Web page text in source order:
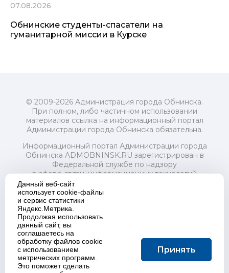
07.08.2026
Обнинские студенты-спасатели на
гуманитарной миссии в Курске
© 2009-2026 Администрация города Обнинска.
При полном, либо частичном использовании
материалов ссылка на информационный портал
Администрации города Обнинска обязательна.
Информационный портал Администрации города
Обнинска ADMOBNINSK.RU зарегистрирован в
Федеральной службе по надзору
в сфере связи, информационных технологий
и массовых коммуникаций (Роскомнадзор) 24 июля
2018 года.
Свидетельство о регистрации Эл № ФС77-73321
Учредитель: Администрация (исполнительно-
распорядительный орган) городского округа "Город
Обнинск". Главный редактор: Байкова Е.А.
Адрес электронной почты Редакции:
redactor@admobninsk.ru
Телефон Редакции: +7 (484) 395-85-85
Данный веб-сайт
использует cookie-файлы
и сервис статистики
Яндекс.Метрика.
Продолжая использовать
данный сайт, вы
соглашаетесь на
обработку файлов cookie
с использованием
метрических программ.
Это поможет сделать
Принять